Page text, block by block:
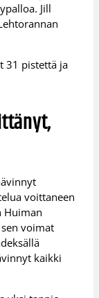
Jill
31 pistettä ja
voittaneen
Huiman
voimat
kaikki